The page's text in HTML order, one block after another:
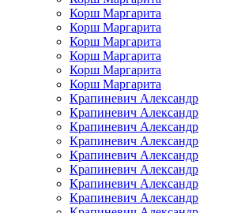
Корш Маргарита
Корш Маргарита
Корш Маргарита
Корш Маргарита
Корш Маргарита
Корш Маргарита
Крапиневич Александр
Крапиневич Александр
Крапиневич Александр
Крапиневич Александр
Крапиневич Александр
Крапиневич Александр
Крапиневич Александр
Крапиневич Александр